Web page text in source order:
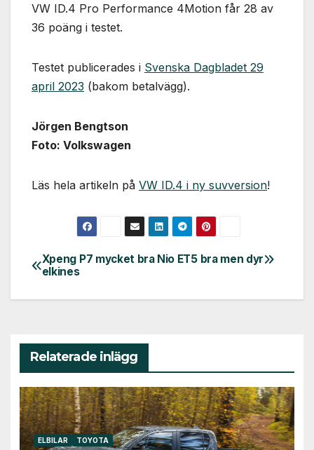
VW ID.4 Pro Performance 4Motion får 28 av
36 poäng i testet.
Testet publicerades i Svenska Dagbladet 29
april 2023 (bakom betalvägg).
Jörgen Bengtson
Foto: Volkswagen
Läs hela artikeln på VW ID.4 i ny suvversion!
Inläggsnavigering
Nio ET5 bra men dyr
Xpeng P7 mycket bra
elkines
Relaterade inlägg
ELBILAR TOYOTA